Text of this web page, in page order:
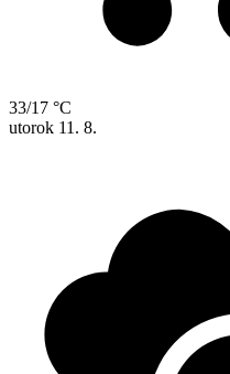
33/17 °C
utorok 11. 8.